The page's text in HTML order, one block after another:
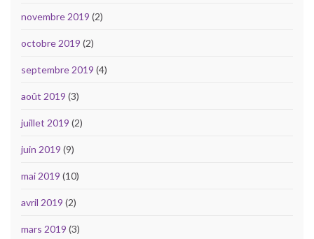
novembre 2019 (2)
octobre 2019 (2)
septembre 2019 (4)
août 2019 (3)
juillet 2019 (2)
juin 2019 (9)
mai 2019 (10)
avril 2019 (2)
mars 2019 (3)